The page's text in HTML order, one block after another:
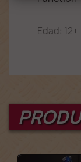
Edad: 12+